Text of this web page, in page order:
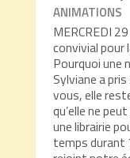
ANIMATIONS
MERCREDI
convivial pour
Pourquoi une
Sylviane a
vous, elle
qu’elle ne
une librairie
temps durant